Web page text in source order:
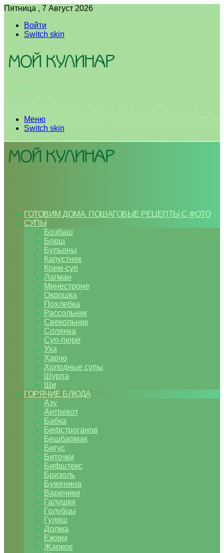
Пятница , 7 Август 2026
Войти
Switch skin
Меню
Switch skin
ГОТОВИМ ДОМА. ПОШАГОВЫЕ РЕЦЕПТЫ С ФОТО
СУПЫ
Бозбаш
Борщ
Бульоны
Капустняк
Крем-суп
Лагман
Минестроне
Окрошка
Похлебка
Рассольник
Свекольник
Солянка
Суп-пюре
Уха
Харчо
Холодные супы
Шурпа
Щи
ГОРЯЧИЕ БЛЮДА
Азу
Антрекот
Бабка
Бефстроганов
Бешбармак
Бигус
Биточки
Бифштекс
Бризоль
Буженина
Вареники
Галушки
Голубцы
Гуляш
Долма
Ежики
Жаркое